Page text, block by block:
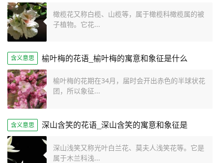
橄榄花又称白榄、山榄等，属于橄榄科橄榄属的被
子植物。它花...
含义意思 榆叶梅的花语_榆叶梅的寓意和象征是什么
榆叶梅的花期在34月，届时会开出赤色的半球状花
团，所以象征...
含义意思 深山含笑的花语_深山含笑的寓意和象征是
深山浅笑又称光叶白兰花、莫夫人浅笑花等。它是
属于木兰科浅...